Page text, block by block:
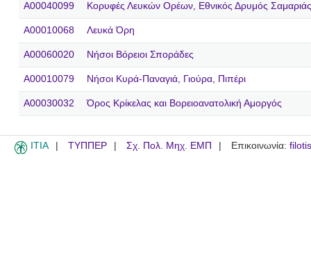
A00040099 Κορυφές Λευκών Ορέων, Εθνικός Δρυμός
A00010068 Λευκά Όρη
A00060020 Νήσοι Βόρειοι Σποράδες
A00010079 Νήσοι Κυρά-Παναγιά, Γιούρα, Πιπέρι
A00030032 Όρος Κρίκελας και Βορειοανατολική Αμοργός
ITIA ΤΥΠΠΕΡ Σχ. Πολ. Μηχ. ΕΜΠ Επικοινωνία: